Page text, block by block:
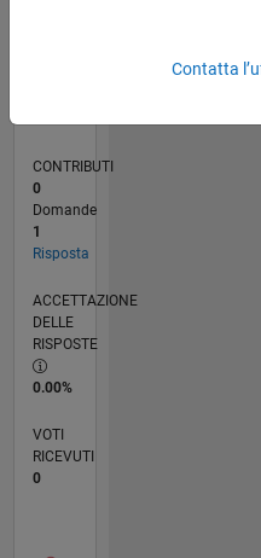
CONTRIBUTI
0
Domande
1
Risposta
ACCETTAZIONE
DELLE
RISPOSTE
0.00%
VOTI
RICEVUTI
0
Contatta